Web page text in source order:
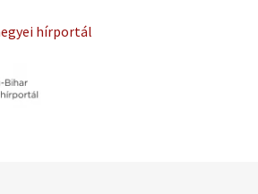
hírportál